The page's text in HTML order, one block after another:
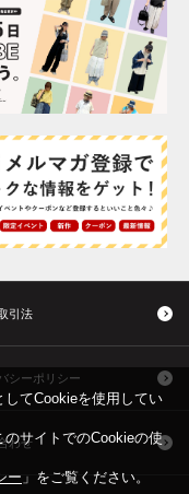
引法
シーポリシー
わせ
てCookieを使用してい
サイトでのCookieの使
ー 」をご覧ください。